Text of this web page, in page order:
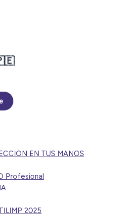
EN TUS MANOS
Profesional
2025